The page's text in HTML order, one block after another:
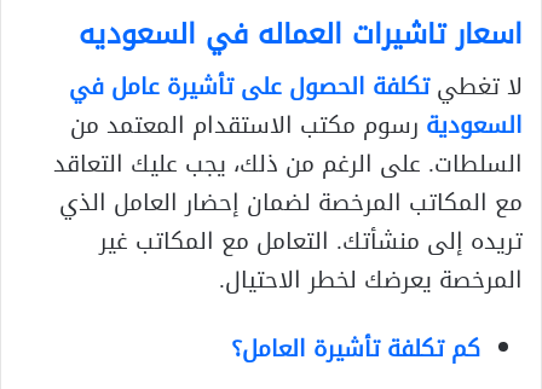
اسعار تاشيرات العماله في السعوديه
لا تغطيتكلفة الحصول على تأشيرة عامل في
السعودية رسوم مكتب الاستقدام المعتمد من
السلطات. على الرغم من ذلك، يجب عليك التعاقد
مع المكاتب المرخصة لضمان إحضار العامل الذي
تريده إلى منشأتك. التعامل مع المكاتب غير
المرخصة يعرضك لخطر الاحتيال.
كم تكلفة تأشيرة العامل؟